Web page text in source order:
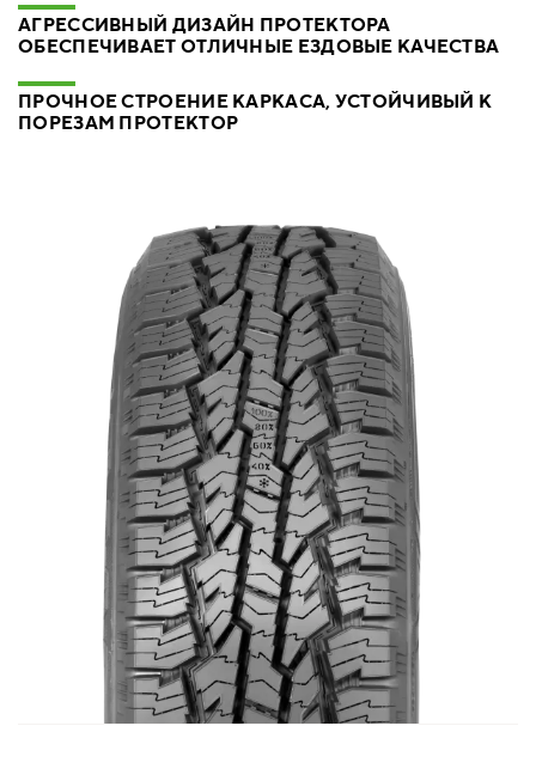
АГРЕССИВНЫЙ ДИЗАЙН ПРОТЕКТОРА
ОБЕСПЕЧИВАЕТ ОТЛИЧНЫЕ ЕЗДОВЫЕ КАЧЕСТВА
ПРОЧНОЕ СТРОЕНИЕ КАРКАСА, УСТОЙЧИВЫЙ К
ПОРЕЗАМ ПРОТЕКТОР